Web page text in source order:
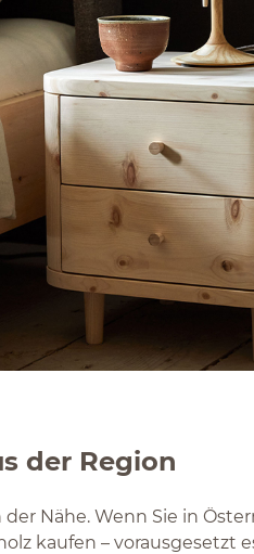
der Region
Nähe. Wenn Sie in
kaufen – vorausgesetzt